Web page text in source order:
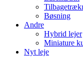
Bøsning
Andre
Hybrid lejer
Miniature
Nyt leje